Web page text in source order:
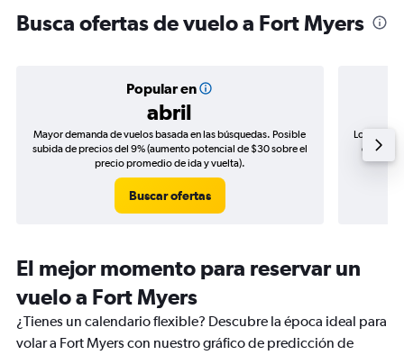
Busca ofertas de vuelo a Fort Myers
Popular en
abril
Mayor demanda de vuelos basada en las búsquedas. Posible
subida de precios del 9% (aumento potencial de $30 sobre el
precio promedio de ida y vuelta).
Buscar ofertas
Los
de
El mejor momento para reservar un
vuelo a Fort Myers
¿Tienes un calendario flexible? Descubre la época ideal para
volar a Fort Myers con nuestro gráfico de predicción de